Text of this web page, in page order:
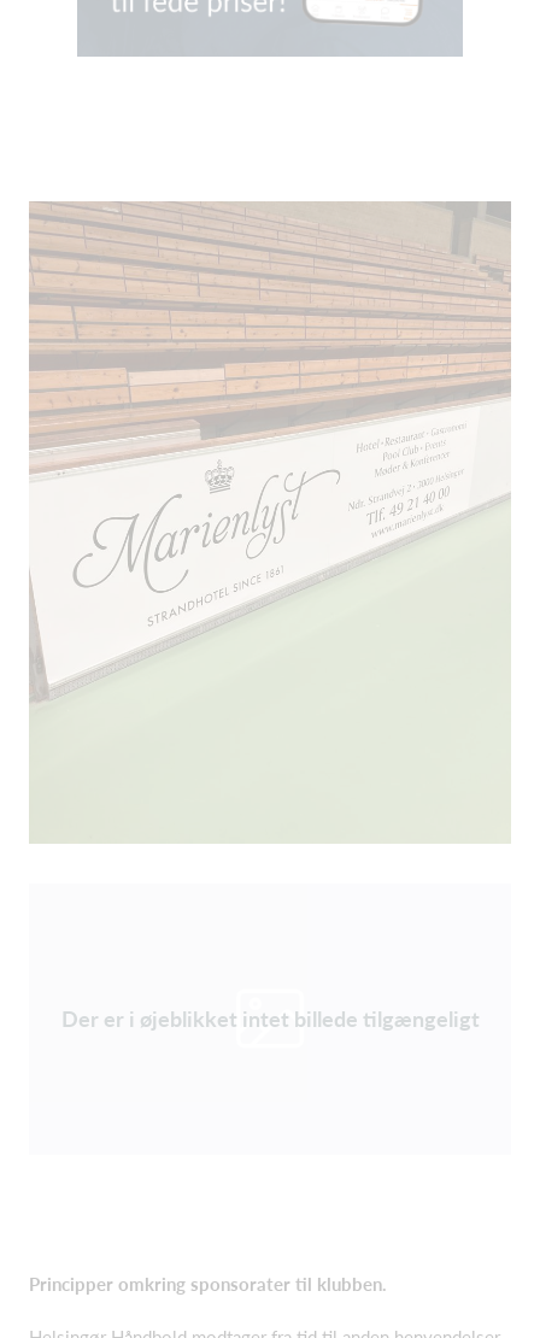
Der er i øjeblikket intet billede tilgængeligt
Principper omkring sponsorater til klubben.